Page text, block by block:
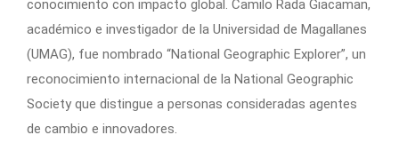
conocimiento con impacto global. Camilo Rada Giacaman,
académico e investigador de la Universidad de Magallanes
(UMAG), fue nombrado “National Geographic Explorer”, un
reconocimiento internacional de la National Geographic
Society que distingue a personas consideradas agentes
de cambio e innovadores.